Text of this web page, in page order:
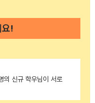
요!
의 신규 학우님이 서로